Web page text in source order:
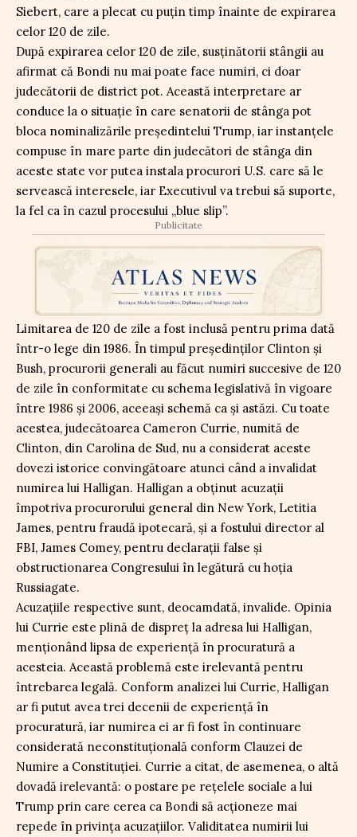
Siebert, care a plecat cu puțin timp înainte de expirarea
celor 120 de zile.
După expirarea celor 120 de zile, susținătorii stângii au
afirmat că Bondi nu mai poate face numiri, ci doar
judecătorii de district pot. Această interpretare ar
conduce la o situație în care senatorii de stânga pot
bloca nominalizările președintelui Trump, iar instanțele
compuse în mare parte din judecători de stânga din
aceste state vor putea instala procurori U.S. care să le
servească interesele, iar Executivul va trebui să suporte,
la fel ca în cazul procesului „blue slip”.
Publicitate
Limitarea de 120 de zile a fost inclusă pentru prima dată
într-o lege din 1986. În timpul președinților Clinton și
Bush, procurorii generali au făcut numiri succesive de 120
de zile în conformitate cu schema legislativă în vigoare
între 1986 și 2006, aceeași schemă ca și astăzi. Cu toate
acestea, judecătoarea Cameron Currie, numită de
Clinton, din Carolina de Sud, nu a considerat aceste
dovezi istorice convingătoare atunci când a invalidat
numirea lui Halligan. Halligan a obținut acuzații
împotriva procurorului general din New York, Letitia
James, pentru fraudă ipotecară, și a fostului director al
FBI, James Comey, pentru declarații false și
obstructionarea Congresului în legătură cu hoția
Russiagate.
Acuzațiile respective sunt, deocamdată, invalide. Opinia
lui Currie este plină de dispreț la adresa lui Halligan,
menționând lipsa de experiență în procuratură a
acesteia. Această problemă este irelevantă pentru
întrebarea legală. Conform analizei lui Currie, Halligan
ar fi putut avea trei decenii de experiență în
procuratură, iar numirea ei ar fi fost în continuare
considerată neconstituțională conform Clauzei de
Numire a Constituției. Currie a citat, de asemenea, o altă
dovadă irelevantă: o postare pe rețelele sociale a lui
Trump prin care cerea ca Bondi să acționeze mai
repede în privința acuzațiilor. Validitatea numirii lui